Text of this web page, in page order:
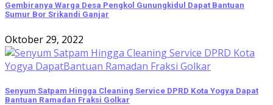
Gembiranya Warga Desa Pengkol Gunungkidul Dapat Bantuan
Sumur Bor Srikandi Ganjar
Oktober 29, 2022
Senyum Satpam Hingga Cleaning Service DPRD Kota Yogya Dapat
Bantuan Ramadan Fraksi Golkar